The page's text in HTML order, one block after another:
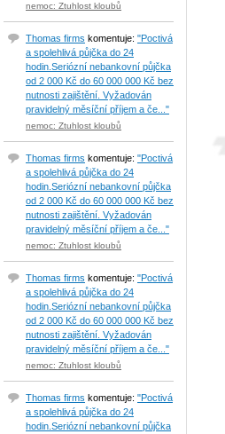
nemoc: Ztuhlost kloubů
Thomas firms komentuje: "Poctivá
a spolehlivá půjčka do 24
hodin.Seriózní nebankovní půjčka
od 2 000 Kč do 60 000 000 Kč bez
nutnosti zajištění. Vyžadován
pravidelný měsíční příjem a če..."
nemoc: Ztuhlost kloubů
Thomas firms komentuje: "Poctivá
a spolehlivá půjčka do 24
hodin.Seriózní nebankovní půjčka
od 2 000 Kč do 60 000 000 Kč bez
nutnosti zajištění. Vyžadován
pravidelný měsíční příjem a če..."
nemoc: Ztuhlost kloubů
Thomas firms komentuje: "Poctivá
a spolehlivá půjčka do 24
hodin.Seriózní nebankovní půjčka
od 2 000 Kč do 60 000 000 Kč bez
nutnosti zajištění. Vyžadován
pravidelný měsíční příjem a če..."
nemoc: Ztuhlost kloubů
Thomas firms komentuje: "Poctivá
a spolehlivá půjčka do 24
hodin.Seriózní nebankovní půjčka